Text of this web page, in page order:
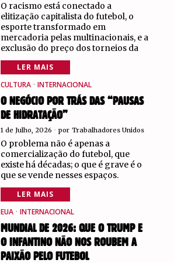
O racismo está conectado a
elitização capitalista do futebol, o
esporte transformado em
mercadoria pelas multinacionais, e a
exclusão do preço dos torneios da
LER MAIS
CULTURA · INTERNACIONAL
O NEGÓCIO POR TRÁS DAS “PAUSAS
DE HIDRATAÇÃO”
1 de Julho, 2026 por Trabalhadores Unidos
O problema não é apenas a
comercialização do futebol, que
existe há décadas; o que é grave é o
que se vende nesses espaços.
LER MAIS
EUA · INTERNACIONAL
MUNDIAL DE 2026: QUE O TRUMP E
O INFANTINO NÃO NOS ROUBEM A
PAIXÃO PELO FUTEBOL